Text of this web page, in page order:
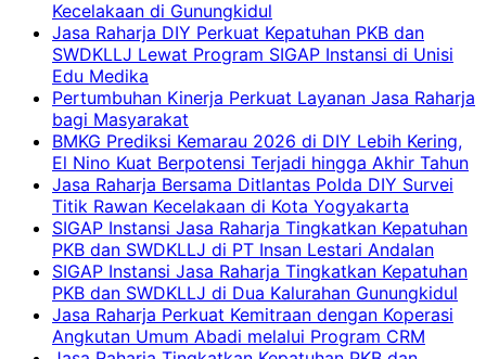
Kecelakaan di Gunungkidul
Jasa Raharja DIY Perkuat Kepatuhan PKB dan
SWDKLLJ Lewat Program SIGAP Instansi di Unisi
Edu Medika
Pertumbuhan Kinerja Perkuat Layanan Jasa Raharja
bagi Masyarakat
BMKG Prediksi Kemarau 2026 di DIY Lebih Kering,
El Nino Kuat Berpotensi Terjadi hingga Akhir Tahun
Jasa Raharja Bersama Ditlantas Polda DIY Survei
Titik Rawan Kecelakaan di Kota Yogyakarta
SIGAP Instansi Jasa Raharja Tingkatkan Kepatuhan
PKB dan SWDKLLJ di PT Insan Lestari Andalan
SIGAP Instansi Jasa Raharja Tingkatkan Kepatuhan
PKB dan SWDKLLJ di Dua Kalurahan Gunungkidul
Jasa Raharja Perkuat Kemitraan dengan Koperasi
Angkutan Umum Abadi melalui Program CRM